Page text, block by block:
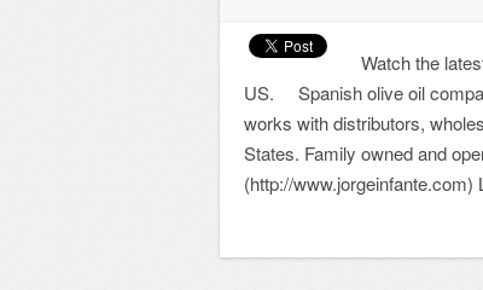
Watch the
US. Spanish olive oil
works with distributors,
States. Family owned and
(http://